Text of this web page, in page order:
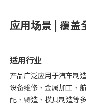
应用场景 | 覆盖
适用行业
产品广泛应用于汽车制
设备维修、金属加工、
配、铸造、模具制造等